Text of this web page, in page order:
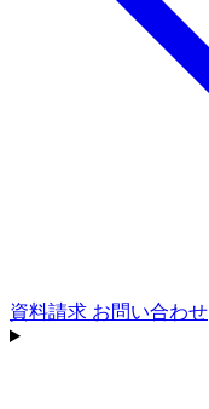
資料請求 お問い合わせ